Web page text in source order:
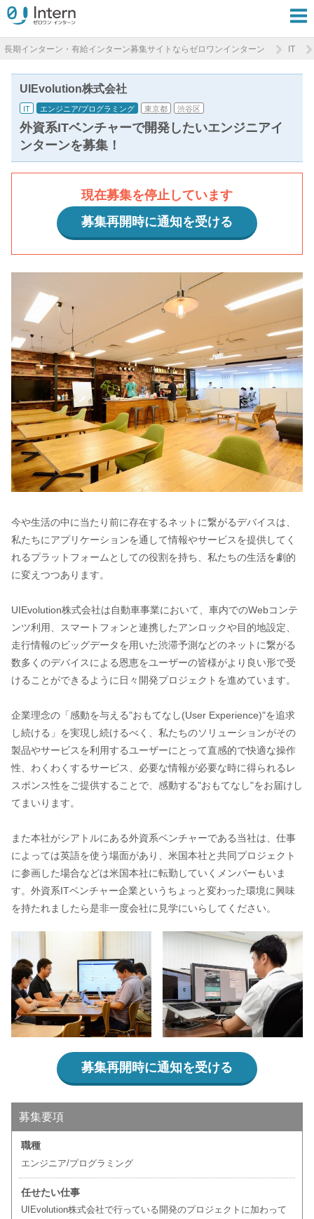
長期インターン・有給インターン募集サイトならゼロワンインターン IT
UIEvolution株式会社
IT エンジニア/プログラミング 東京都 渋谷区
外資系ITベンチャーで開発したいエンジニアイ
ンターンを募集！
現在募集を停止しています
募集再開時に通知を受ける
今や生活の中に当たり前に存在するネットに繋がるデバイスは、
私たちにアプリケーションを通して情報やサービスを提供してく
れるプラットフォームとしての役割を持ち、私たちの生活を劇的
に変えつつあります。
UIEvolution株式会社は自動車事業において、車内でのWebコンテ
ンツ利用、スマートフォンと連携したアンロックや目的地設定、
走行情報のビッグデータを用いた渋滞予測などのネットに繋がる
数多くのデバイスによる恩恵をユーザーの皆様がより良い形で受
けることができるように日々開発プロジェクトを進めています。
企業理念の「感動を与える"おもてなし(User Experience)"を追求
し続ける」を実現し続けるべく、私たちのソリューションがその
製品やサービスを利用するユーザーにとって直感的で快適な操作
性、わくわくするサービス、必要な情報が必要な時に得られるレ
スポンス性をご提供することで、感動する"おもてなし"をお届けし
てまいります。
また本社がシアトルにある外資系ベンチャーである当社は、仕事
によっては英語を使う場面があり、米国本社と共同プロジェクト
に参画した場合などは米国本社に転勤していくメンバーもいま
す。外資系ITベンチャー企業というちょっと変わった環境に興味
を持たれましたら是非一度会社に見学にいらしてください。
募集再開時に通知を受ける
募集要項
職種
エンジニア/プログラミング
任せたい仕事
UIEvolution株式会社で行っている開発のプロジェクトに加わって